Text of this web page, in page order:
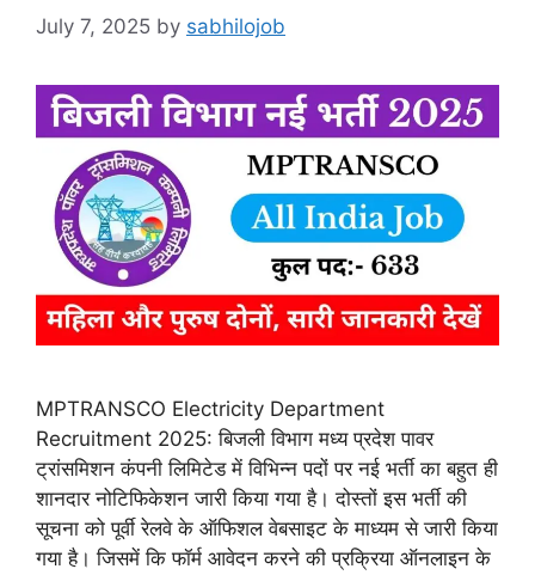
July 7, 2025 by sabhilojob
MPTRANSCO Electricity Department
Recruitment 2025: बिजली विभाग मध्य प्रदेश पावर
ट्रांसमिशन कंपनी लिमिटेड में विभिन्न पदों पर नई भर्ती का बहुत ही
शानदार नोटिफिकेशन जारी किया गया है। दोस्तों इस भर्ती की
सूचना को पूर्वी रेलवे के ऑफिशल वेबसाइट के माध्यम से जारी किया
गया है। जिसमें कि फॉर्म आवेदन करने की प्रक्रिया ऑनलाइन के